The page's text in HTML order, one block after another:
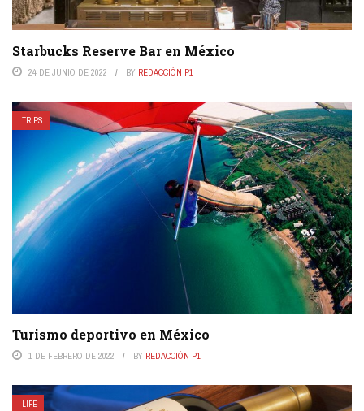
Starbucks Reserve Bar en México
24 DE JUNIO DE 2022 BY REDACCIÓN P1
TRIPS
Turismo deportivo en México
1 DE FEBRERO DE 2022 BY REDACCIÓN P1
LIFE